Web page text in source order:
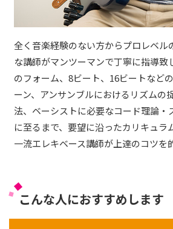
全く音楽経験のない方からプロレベル
な講師がマンツーマンで丁寧に指導致
のフォーム、8ビート、16ビートなど
ーン、アンサンブルにおけるリズムの
法、ベーシストに必要なコード理論・
に至るまで、要望に沿ったカリキュラ
一流エレキベース講師が上達のコツを
こんな人におすすめします